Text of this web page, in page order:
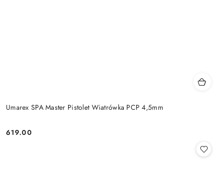
Umarex SPA Master Pistolet Wiatrówka PCP 4,5mm
Cena:
619.00